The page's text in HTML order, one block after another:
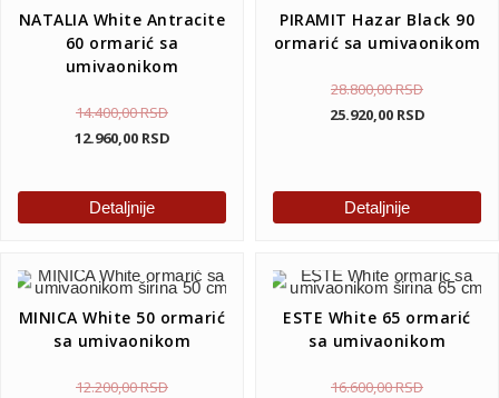
NATALIA White Antracite
60 ormarić sa
umivaonikom
14.400,00RSD
12.960,00 RSD
Detaljnije
PIRAMIT Hazar Black 90
ormarić sa umivaonikom
28.800,00RSD
25.920,00 RSD
Detaljnije
MINICA White 50 ormarić
sa umivaonikom
12.200,00RSD
ESTE White 65 ormarić
sa umivaonikom
16.600,00RSD